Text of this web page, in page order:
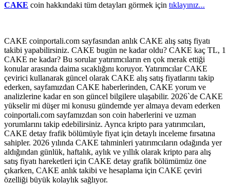
CAKE coin hakkındaki tüm detayları görmek için tıklayınız...
CAKE coinportali.com sayfasından anlık CAKE alış satış fiyatı
takibi yapabilirsiniz. CAKE bugün ne kadar oldu? CAKE kaç TL, 1
CAKE ne kadar? Bu sorular yatırımcıların en çok merak ettiği
konular arasında daima sıcaklığını koruyor. Yatırımcılar CAKE
çevirici kullanarak güncel olarak CAKE alış satış fiyatlarını takip
ederken, sayfamızdan CAKE haberlerinden, CAKE yorum ve
analizlerine kadar en son güncel bilgilere ulaşabilir. 2026`de CAKE
yükselir mi düşer mi konusu gündemde yer almaya devam ederken
coinportali.com sayfamızdan son coin haberlerini ve uzman
yorumlarını takip edebilirsiniz. Ayrıca kripto para yatırımcıları,
CAKE detay frafik bölümüyle fiyat için detaylı inceleme fırsatına
sahipler. 2026 yılında CAKE tahminleri yatırımcıların odağında yer
aldığından günlük, haftalık, aylık ve yıllık olarak kripto para alış
satış fiyatı hareketleri için CAKE detay grafik bölümümüz öne
çıkarken, CAKE anlık takibi ve hesaplama için CAKE çeviri
özelliği büyük kolaylık sağlıyor.